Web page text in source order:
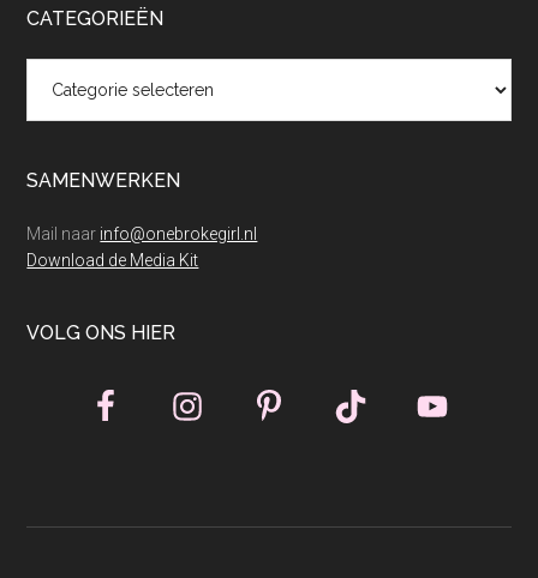
CATEGORIEËN
SAMENWERKEN
Mail naar info@onebrokegirl.nl
Download de Media Kit
VOLG ONS HIER